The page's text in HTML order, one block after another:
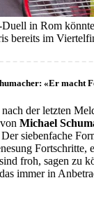
in Rom
bereits im
«Er macht
der letzten
Michael
siebenfache
Fortschritte,
froh, sagen zu
immer in